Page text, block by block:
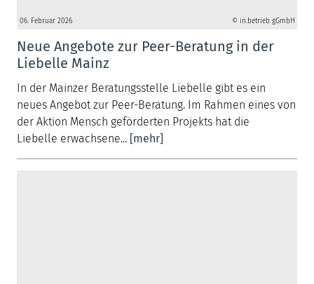
06. Februar 2026 © in.betrieb gGmbH
Neue Angebote zur Peer-Beratung in der
Liebelle Mainz
In der Mainzer Beratungsstelle Liebelle gibt es ein
neues Angebot zur Peer-Beratung. Im Rahmen eines von
der Aktion Mensch geförderten Projekts hat die
Liebelle erwachsene... [mehr]